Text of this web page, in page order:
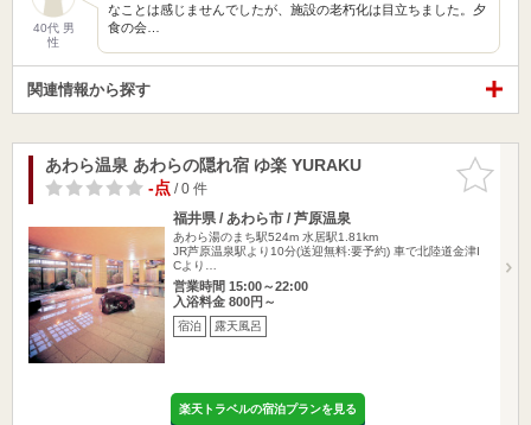
40代 男
性
なことは感じませんでしたが、施設の老朽化は目立ちました。夕
食の会…
関連情報から探す
お気に入
りに追加
あわら温泉 あわらの隠れ宿 ゆ楽 YURAKU
-点/ 0 件
福井県 / あわら市 / 芦原温泉
あわら湯のまち駅524m 水居駅1.81km
JR芦原温泉駅より10分(送迎無料:要予約) 車で北陸道金津I
Cより…
営業時間 15:00～22:00
入浴料金 800円～
宿泊 露天風呂
楽天トラベルの宿泊プランを見る